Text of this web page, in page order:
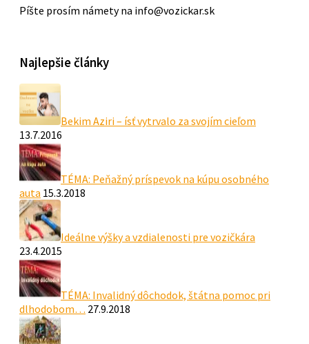
Píšte prosím námety na info@vozickar.sk
Najlepšie články
Bekim Aziri – ísť vytrvalo za svojím cieľom
13.7.2016
TÉMA: Peňažný príspevok na kúpu osobného
auta 15.3.2018
Ideálne výšky a vzdialenosti pre vozičkára
23.4.2015
TÉMA: Invalidný dôchodok, štátna pomoc pri
dlhodobom… 27.9.2018